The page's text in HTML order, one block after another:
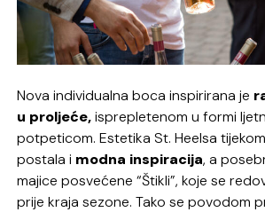
Nova individualna boca inspirirana je
u proljeće,isprepletenom u formi
potpeticom. Estetika St. Heelsa
postala i modna inspiracija, a
majice posvećene “Štikli”, koje se
prije kraja sezone. Tako se povodom